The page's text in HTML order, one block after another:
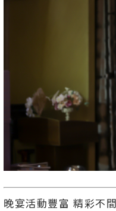
晚宴活動豐富 精彩不